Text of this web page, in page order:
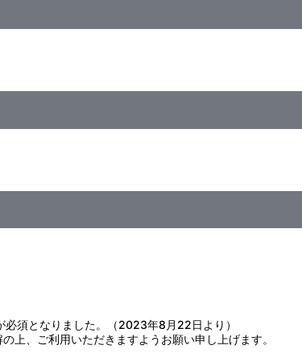
須となりました。（2023年8月22日より）
上、ご利用いただきますようお願い申し上げます。